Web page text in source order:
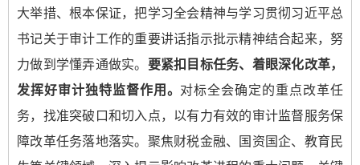
大举措、根本保证，把学习全会精神与学习贯彻习近平总
书记关于审计工作的重要讲话指示批示精神结合起来，努
力做到学懂弄通做实。 要紧扣目标任务、着眼深化改革，
发挥好审计独特监督作用。 对标全会确定的重点改革任
务，找准突破口和切入点，以有力有效的审计监督服务保
障改革任务落地落实。聚焦财税金融、国资国企、教育民